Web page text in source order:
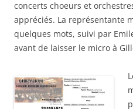
concerts choeurs et
appréciés. La représentante
quelques mots, suivi par
avant de laisser le micro à